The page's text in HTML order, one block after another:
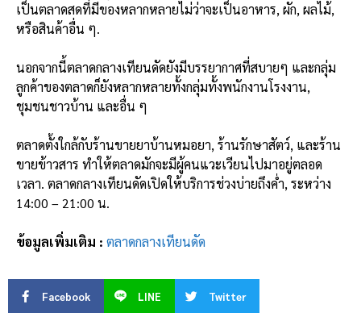
เป็นตลาดสดที่มีของหลากหลายไม่ว่าจะเป็นอาหาร, ผัก, ผลไม้,
หรือสินค้าอื่น ๆ.
นอกจากนี้ตลาดกลางเทียนดัดยังมีบรรยากาศที่สบายๆ และกลุ่ม
ลูกค้าของตลาดก็ยังหลากหลายทั้งกลุ่มทั้งพนักงานโรงงาน,
ชุมชนชาวบ้าน และอื่น ๆ
ตลาดตั้งใกล้กับร้านขายยาบ้านหมอยา, ร้านรักษาสัตว์, และร้าน
ขายข้าวสาร ทำให้ตลาดมักจะมีผู้คนแวะเวียนไปมาอยู่ตลอด
เวลา. ตลาดกลางเทียนดัดเปิดให้บริการช่วงบ่ายถึงค่ำ, ระหว่าง
14:00 – 21:00 น.
ข้อมูลเพิ่มเติม : ตลาดกลางเทียนดัด
Facebook LINE Twitter